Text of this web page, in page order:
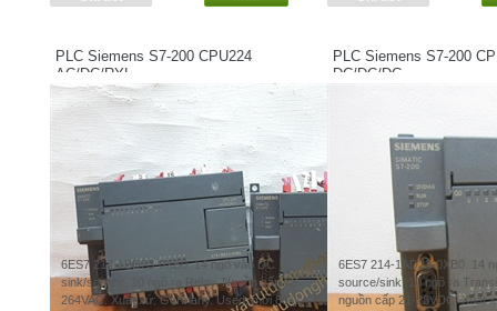
PLC Siemens S7-200 CPU224
AC/DC/RYL
6ES7 214-1BD23-0XB0. 14 ngõ vào DC
sink/source, 10 ngõ ra Relay. Nguồn cấp 85-
264VAC. Xuất xứ: Germany. Used, mới 85%.
PLC Siemens S7-200
DC/DC/DC
6ES7 214-1AD23-0XB0. 14
source/sink, 10 ngõ ra
nguồn cấp 21-28VDC. Xuất